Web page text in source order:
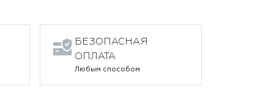
БЕЗОПАСНАЯ
ОПЛАТА
Любым способом